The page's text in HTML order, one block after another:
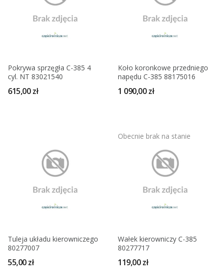
Pokrywa sprzęgła C-385 4
cyl. NT 83021540
615,00 zł
Koło koronkowe przedniego
napędu C-385 88175016
1 090,00 zł
Tuleja układu kierowniczego
80277007
55,00 zł
Obecnie brak na stanie
Wałek kierowniczy C-385
80277717
119,00 zł